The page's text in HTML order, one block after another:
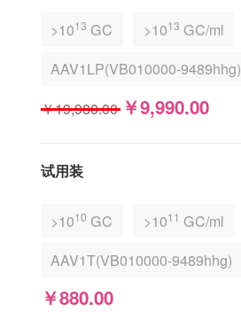
>1013 GC >1013 GC/ml
AAV1LP(VB010000-9489hhg)
￥19,980.00 ￥9,990.00
试用装
>1010 GC >1011 GC/ml
AAV1T(VB010000-9489hhg)
￥880.00